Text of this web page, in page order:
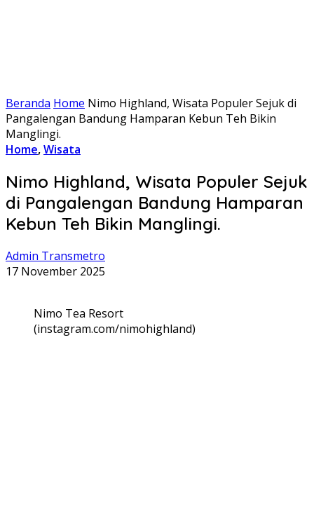
Beranda Home Nimo Highland, Wisata Populer Sejuk di
Pangalengan Bandung Hamparan Kebun Teh Bikin
Manglingi.
Home,Wisata
Nimo Highland, Wisata Populer Sejuk
di Pangalengan Bandung Hamparan
Kebun Teh Bikin Manglingi.
Admin Transmetro
17 November 2025
Nimo Tea Resort
(instagram.com/nimohighland)